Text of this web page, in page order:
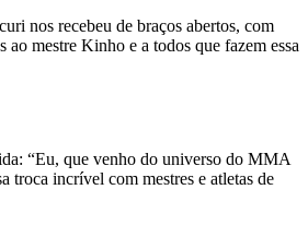
nos recebeu de braços abertos, com
mestre Kinho e a todos que fazem essa
“Eu, que venho do universo do MMA
troca incrível com mestres e atletas de